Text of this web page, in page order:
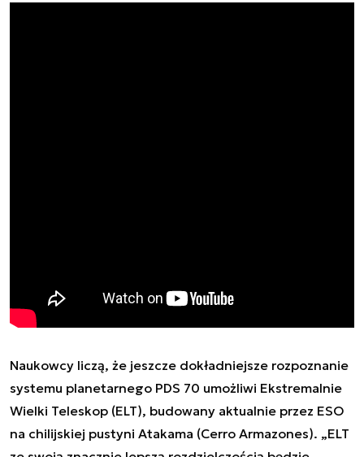
Naukowcy liczą, że jeszcze dokładniejsze rozpoznanie
systemu planetarnego PDS 70 umożliwi Ekstremalnie
Wielki Teleskop (ELT), budowany aktualnie przez ESO
na chilijskiej pustyni Atakama (Cerro Armazones). „ELT